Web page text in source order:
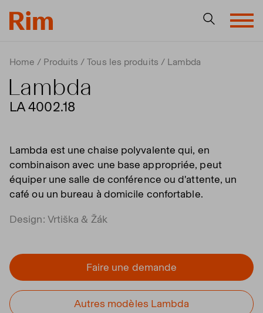
Home Produits Tous les produits Lambda
Lambda
LA 4002.18
Lambda est une chaise polyvalente qui, en
combinaison avec une base appropriée, peut
équiper une salle de conférence ou d'attente, un
café ou un bureau à domicile confortable.
Design: Vrtiška & Žák
Faire une demande
Autres modèles Lambda